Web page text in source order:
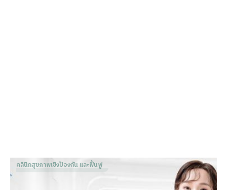
คลินิกสุขภาพเชิงป้องกัน และฟื้นฟู
โปรแกรม Plinest คืออะไร? ฟื้นฟูผิวหน้าด้วย DNA ปลาเท